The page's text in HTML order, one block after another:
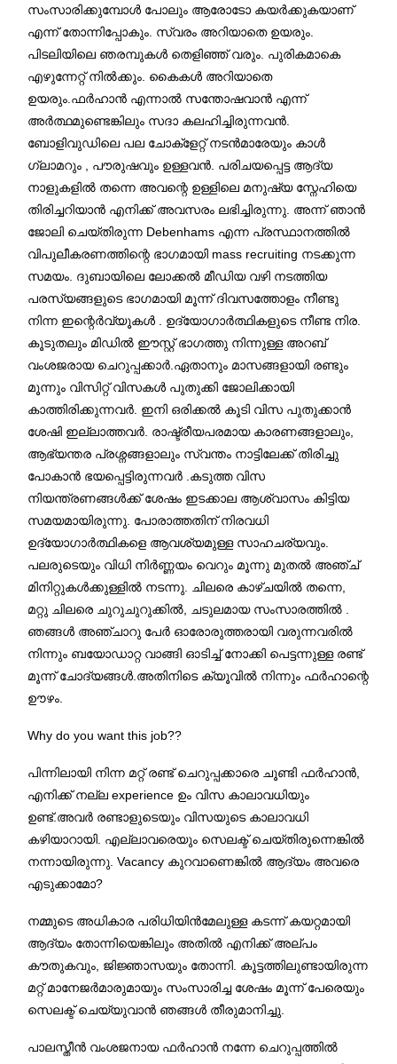
സംസാരിക്കുമ്പോൾ പോലും ആരോടോ കയർക്കുകയാണ്
എന്ന് തോന്നിപ്പോകും. സ്വരം അറിയാതെ ഉയരും.
പിടലിയിലെ ഞരമ്പുകൾ തെളിഞ്ഞ് വരും. പുരികമാകെ
എഴുന്നേറ്റ് നിൽക്കും. കൈകൾ അറിയാതെ
ഉയരും.ഫർഹാൻ എന്നാൽ സന്തോഷവാൻ എന്ന്
അർത്ഥമുണ്ടെങ്കിലും സദാ കലഹിച്ചിരുന്നവൻ.
ബോളിവുഡിലെ പല ചോക്ളേറ്റ് നടൻമാരേയും കാൾ
ഗ്ലാമറും , പൗരുഷവും ഉള്ളവൻ. പരിചയപ്പെട്ട ആദ്യ
നാളുകളിൽ തന്നെ അവന്റെ ഉള്ളിലെ മനുഷ്യ സ്നേഹിയെ
തിരിച്ചറിയാൻ എനിക്ക് അവസരം ലഭിച്ചിരുന്നു. അന്ന് ഞാൻ
ജോലി ചെയ്തിരുന്ന Debenhams എന്ന പ്രസ്ഥാനത്തിൽ
വിപുലീകരണത്തിന്റെ ഭാഗമായി mass recruiting നടക്കുന്ന
സമയം. ദുബായിലെ ലോക്കൽ മീഡിയ വഴി നടത്തിയ
പരസ്യങ്ങളുടെ ഭാഗമായി മൂന്ന് ദിവസത്തോളം നീണ്ടു
നിന്ന ഇന്റെർവ്യൂകൾ . ഉദ്യോഗാർത്ഥികളുടെ നീണ്ട നിര.
കൂടുതലും മിഡിൽ ഈസ്റ്റ് ഭാഗത്തു നിന്നുള്ള അറബ്
വംശജരായ ചെറുപ്പക്കാർ.ഏതാനും മാസങ്ങളായി രണ്ടും
മൂന്നും വിസിറ്റ് വിസകൾ പുതുക്കി ജോലിക്കായി
കാത്തിരിക്കുന്നവർ. ഇനി ഒരിക്കൽ കൂടി വിസ പുതുക്കാൻ
ശേഷി ഇല്ലാത്തവർ. രാഷ്ട്രീയപരമായ കാരണങ്ങളാലും,
ആഭ്യന്തര പ്രശ്നങ്ങളാലും സ്വന്തം നാട്ടിലേക്ക് തിരിച്ചു
പോകാൻ ഭയപ്പെട്ടിരുന്നവർ .കടുത്ത വിസ
നിയന്ത്രണങ്ങൾക്ക് ശേഷം ഇടക്കാല ആശ്വാസം കിട്ടിയ
സമയമായിരുന്നു. പോരാത്തതിന് നിരവധി
ഉദ്യോഗാർത്ഥികളെ ആവശ്യമുള്ള സാഹചര്യവും.
പലരുടെയും വിധി നിർണ്ണയം വെറും മൂന്നു മുതൽ അഞ്ച്
മിനിറ്റുകൾക്കുള്ളിൽ നടന്നു. ചിലരെ കാഴ്ചയിൽ തന്നെ,
മറ്റു ചിലരെ ചുറുചുറുക്കിൽ, ചടുലമായ സംസാരത്തിൽ .
ഞങ്ങൾ അഞ്ചാറു പേർ ഓരോരുത്തരായി വരുന്നവരിൽ
നിന്നും ബയോഡാറ്റ വാങ്ങി ഓടിച്ച് നോക്കി പെട്ടന്നുള്ള രണ്ട്
മൂന്ന് ചോദ്യങ്ങൾ.അതിനിടെ ക്യൂവിൽ നിന്നും ഫർഹാന്റെ
ഊഴം.
Why do you want this job??
പിന്നിലായി നിന്ന മറ്റ് രണ്ട് ചെറുപ്പക്കാരെ ചൂണ്ടി ഫർഹാൻ,
എനിക്ക് നല്ല experience ഉം വിസ കാലാവധിയും
ഉണ്ട്.അവർ രണ്ടാളുടെയും വിസയുടെ കാലാവധി
കഴിയാറായി. എല്ലാവരെയും സെലക്ട് ചെയ്തിരുന്നെങ്കിൽ
നന്നായിരുന്നു. Vacancy കുറവാണെങ്കിൽ ആദ്യം അവരെ
എടുക്കാമോ?
നമ്മുടെ അധികാര പരിധിയിൻമേലുള്ള കടന്ന് കയറ്റമായി
ആദ്യം തോന്നിയെങ്കിലും അതിൽ എനിക്ക് അല്പം
കൗതുകവും, ജിജ്ഞാസയും തോന്നി. കൂട്ടത്തിലുണ്ടായിരുന്ന
മറ്റ് മാനേജർമാരുമായും സംസാരിച്ച ശേഷം മൂന്ന് പേരെയും
സെലക്ട് ചെയ്യുവാൻ ഞങ്ങൾ തീരുമാനിച്ചു.
പാലസ്തീൻ വംശജനായ ഫർഹാൻ നന്നേ ചെറുപ്പത്തിൽ